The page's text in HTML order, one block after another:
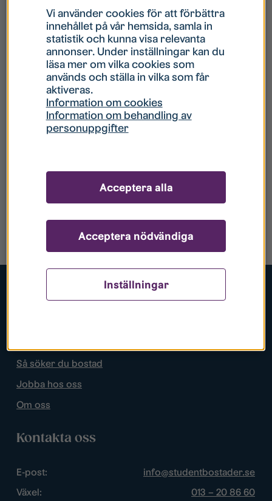
Populära sidor
Så söker du bostad
Jobba hos oss
Om oss
Kontakta oss
E-post:
info@studentbostader.se
Växel:
013 – 20 86 60
Vi använder cookies för att förbättra
innehållet på vår hemsida, samla in
statistik och kunna visa relevanta
annonser. Under inställningar kan du
läsa mer om vilka cookies som
används och ställa in vilka som får
aktiveras.
Information om cookies
Information om behandling av
personuppgifter
Inställningar
Acceptera nödvändiga
Acceptera alla